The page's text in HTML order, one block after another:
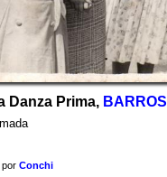
Danza Prima, BARROS
por Conchi